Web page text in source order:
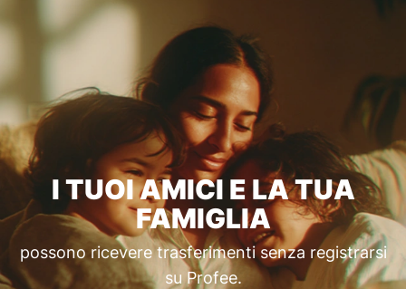
I TUOI AMICI E LA TUA
FAMIGLIA
possono ricevere trasferimenti senza registrarsi
su Profee.